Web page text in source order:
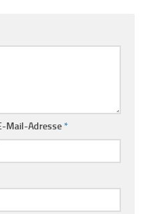
Mail-Adresse*